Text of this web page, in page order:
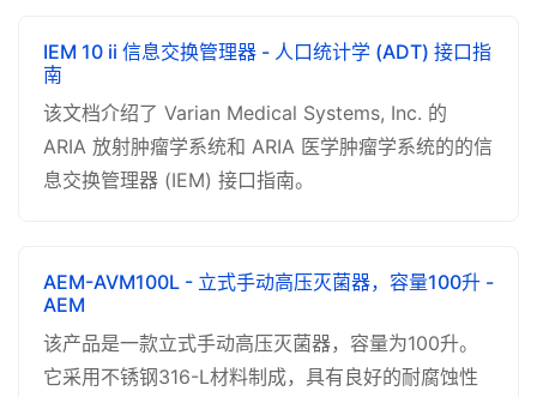
IEM 10 ii 信息交换管理器 - 人口统计学 (ADT) 接口指
南
该文档介绍了 Varian Medical Systems, Inc. 的
ARIA 放射肿瘤学系统和 ARIA 医学肿瘤学系统的的信
息交换管理器 (IEM) 接口指南。
AEM-AVM100L - 立式手动高压灭菌器，容量100升 -
AEM
该产品是一款立式手动高压灭菌器，容量为100升。
它采用不锈钢316-L材料制成，具有良好的耐腐蚀性